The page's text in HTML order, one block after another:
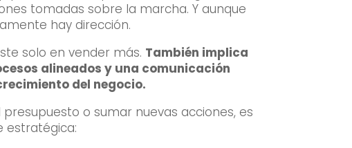
tomadas sobre la marcha. Y aunque
hay dirección.
solo en vender más. También implica
alineados y una comunicación
del negocio.
o sumar nuevas acciones, es
estratégica: